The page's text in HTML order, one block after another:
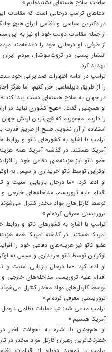
ساخت سلاح هسته‌ای نشنیده‌ایم.»
ادعاهای ترامپ درحالی است که مقامات
در دکترین سیاسی و نظامی ایران هیچ
از جمله مقامات دولت خود او نیز به این
از طرفی، او درحالی خود را دغدغه‌مند
انتشار پستی در تروث‌سوشال، مردم ایران
تهدید کرد.
ترامپ در ادامه اظهارات ضدایرانی
را از طریق دیپلماسی حل کنیم، اما هرگز
در جهان به سلاح هسته‌ای دست پیدا کند.»
او همچنین گفت: «هیچ کشوری نباید در
را داریم. مجبوریم که قوی‌ترین ارتش جهان
استفاده از آن نشویم. صلح از طریق قدرت
ترامپ با اشاره به کشورهای ناتو و روابط
آمریکا هستند. در گذشته آمریکا همه
عضو ناتو نیز هزینه‌های دفاعی خود را
اوکراین توسط ناتو خریداری و سپس به
او ادعا کرد: «ما درحال بازیابی امنیت
اقدام علیه تروریسم، مداخله‌های
توسط کارتل‌های مواد مخدر کنترل
تروریستی معرفی کرده‌ام.»
ترامپ با اشاره به کشورهای ناتو و روابط
آمریکا هستند. در گذشته آمریکا همه
عضو ناتو نیز هزینه‌های دفاعی خود را
اوکراین توسط ناتو خریداری و سپس به
او ادعا کرد: «ما درحال بازیابی امنیت
اقدام علیه تروریسم، مداخله‌های
توسط کارتل‌های مواد مخدر کنترل
تروریستی معرفی کرده‌ام.»
ترامپ مدعی شد: «با عملیات نظامی درحال
آمریکا هستیم.»
او هم‌چنین با اشاره به تحولات اخیر
خطرناک‌ترین رهبران کارتل مواد مخدر در